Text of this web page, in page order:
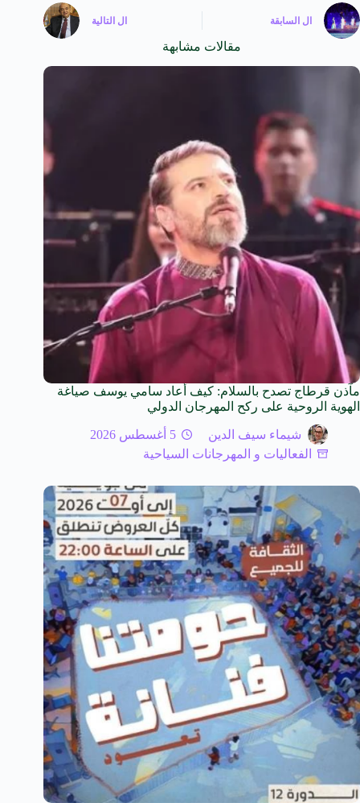
ال السابقة ال التالية
مقالات مشابهة
مآذن قرطاج تصدح بالسلام: كيف أعاد سامي يوسف صياغة
الهوية الروحية على ركح المهرجان الدولي
شيماء سيف الدين
5 أغسطس 2026
الفعاليات و المهرجانات السياحية